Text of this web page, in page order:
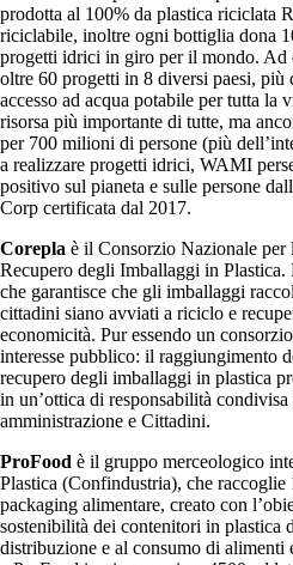
prodotta al 100% da plastica riciclata
riciclabile, inoltre ogni bottiglia dona
progetti idrici in giro per il mondo. Ad
oltre 60 progetti in 8 diversi paesi, più
accesso ad acqua potabile per tutta la
risorsa più importante di tutte, ma
per 700 milioni di persone (più
a realizzare progetti idrici, WAMI
positivo sul pianeta e sulle persone
Corp certificata dal 2017.
Corepla è il Consorzio Nazionale
Recupero degli Imballaggi in Plastica.
che garantisce che gli imballaggi
cittadini siano avviati a riciclo e
economicità. Pur essendo un
interesse pubblico: il raggiungimento
recupero degli imballaggi in plastica
in un’ottica di responsabilità
amministrazione e Cittadini.
ProFood è il gruppo merceologico
Plastica (Confindustria), che
packaging alimentare, creato con
sostenibilità dei contenitori in plastica
distribuzione e al consumo di alimenti